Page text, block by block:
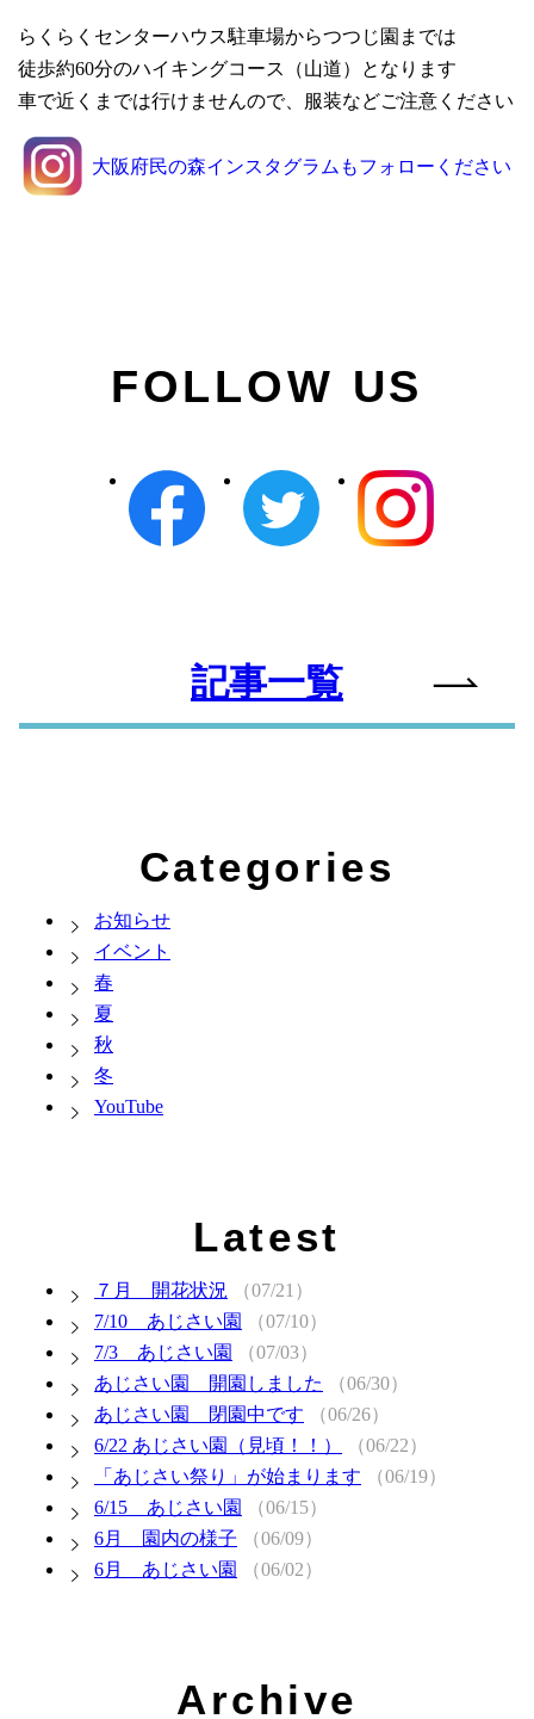
らくらくセンターハウス駐車場からつつじ園までは
徒歩約60分のハイキングコース（山道）となります
車で近くまでは行けませんので、服装などご注意ください
大阪府民の森インスタグラムもフォローください
FOLLOW US
記事一覧
Categories
お知らせ
イベント
春
夏
秋
冬
YouTube
Latest
７月 開花状況
（07/21）
7/10 あじさい園
（07/10）
7/3 あじさい園
（07/03）
あじさい園 開園しました
（06/30）
あじさい園 閉園中です
（06/26）
6/22 あじさい園（見頃！！）
（06/22）
「あじさい祭り」が始まります
（06/19）
6/15 あじさい園
（06/15）
6月 園内の様子
（06/09）
6月 あじさい園
（06/02）
Archive